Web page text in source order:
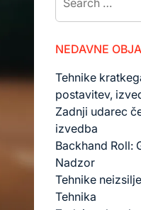
for:
NEDAVNE
Tehnike
postavitev,
Zadnji udarec
izvedba
Backhand Roll:
Nadzor
Tehnike
Tehnika